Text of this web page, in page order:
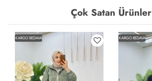
Çok Satan Ürünler
KARGO BEDAVA KARGO BEDAVA